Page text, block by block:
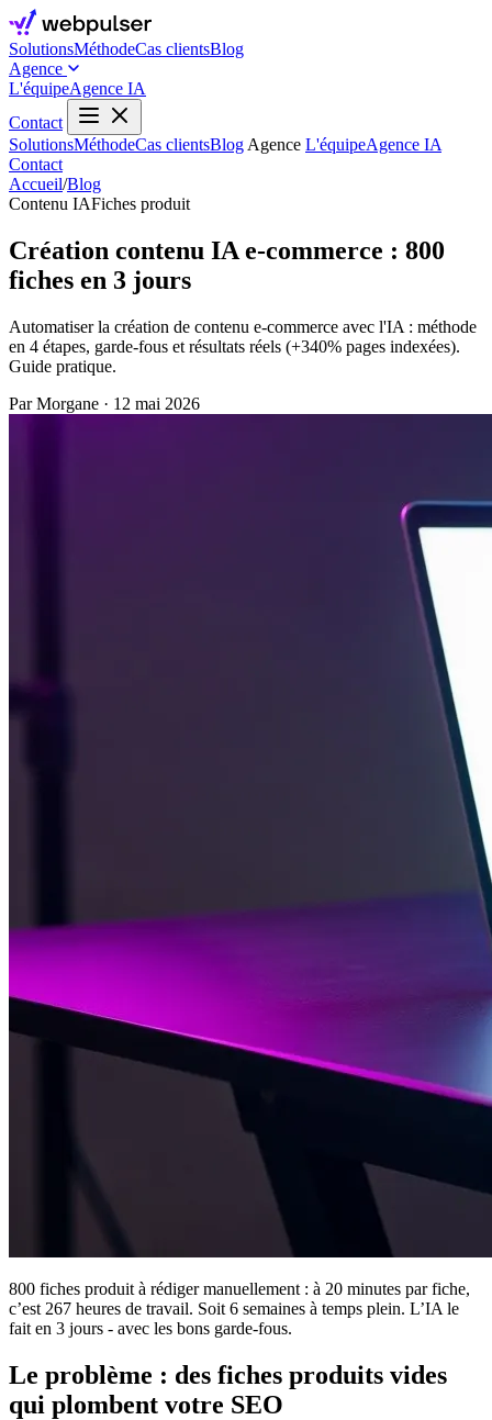
SolutionsMéthodeCas clientsBlog
Agence
L'équipeAgence IA
Contact
SolutionsMéthodeCas clientsBlog Agence L'équipeAgence IA
Contact
Accueil/Blog
Contenu IAFiches produit
Création contenu IA e-commerce : 800
fiches en 3 jours
Automatiser la création de contenu e-commerce avec l'IA : méthode
en 4 étapes, garde-fous et résultats réels (+340% pages indexées).
Guide pratique.
Par Morgane · 12 mai 2026
800 fiches produit à rédiger manuellement : à 20 minutes par fiche,
c’est 267 heures de travail. Soit 6 semaines à temps plein. L’IA le
fait en 3 jours - avec les bons garde-fous.
Le problème : des fiches produits vides
qui plombent votre SEO